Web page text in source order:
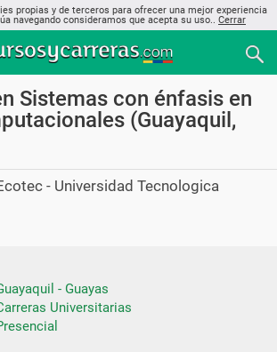
propias y de terceros para ofrecer una mejor experiencia
navegando consideramos que acepta su uso.. Cerrar
Sistemas con énfasis en
(Guayaquil,
- Universidad Tecnologica
- Guayas
Universitarias